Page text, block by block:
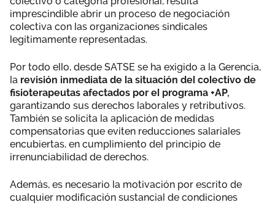
imprescindible abrir un proceso de negociación
colectiva con las organizaciones sindicales
legítimamente representadas.
Por todo ello, desde SATSE se ha exigido a la Gerencia,
la revisión inmediata de la situación del colectivo de
fisioterapeutas afectados por el programa +AP,
garantizando sus derechos laborales y retributivos.
También se solicita la aplicación de medidas
compensatorias que eviten reducciones salariales
encubiertas, en cumplimiento del principio de
irrenunciabilidad de derechos.
Además, es necesario la motivación por escrito de
cualquier modificación sustancial de condiciones